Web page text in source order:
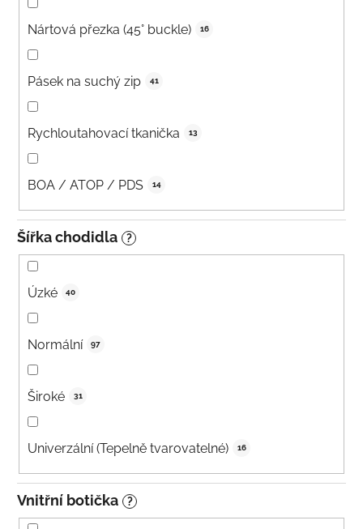
Nártová přezka (45° buckle) 16
Pásek na suchý zip 41
Rychloutahovací tkanička 13
BOA / ATOP / PDS 14
Šířka chodidla ?
Úzké 40
Normální 97
Široké 31
Univerzální (Tepelně tvarovatelné) 16
Vnitřní botička ?